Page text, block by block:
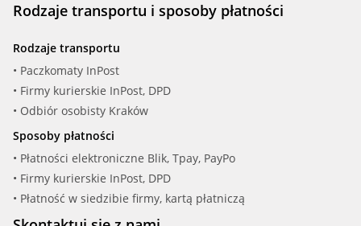
Rodzaje transportu i sposoby płatności
Rodzaje transportu
• Paczkomaty InPost
• Firmy kurierskie InPost, DPD
• Odbiór osobisty Kraków
Sposoby płatności
• Płatności elektroniczne Blik, Tpay, PayPo
• Firmy kurierskie InPost, DPD
• Płatność w siedzibie firmy, kartą płatniczą